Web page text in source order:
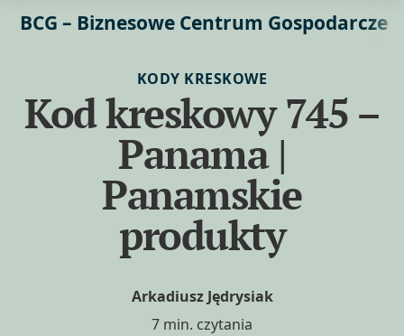
BCG – Biznesowe Centrum Gospodarcze
KODY KRESKOWE
Kod kreskowy 745 –
Panama |
Panamskie
produkty
Arkadiusz Jędrysiak
7 min. czytania